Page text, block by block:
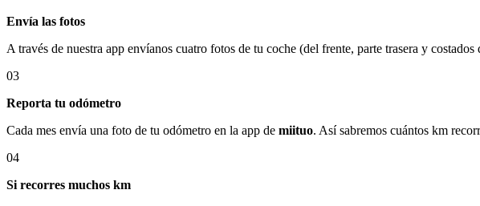
Envía las fotos
A través de nuestra app envíanos cuatro fotos de tu coche (del frente, parte trasera y
03
Reporta tu odómetro
Cada mes envía una foto de tu odómetro en la app de miituo. Así sabremos cuántos km
04
Si recorres muchos km